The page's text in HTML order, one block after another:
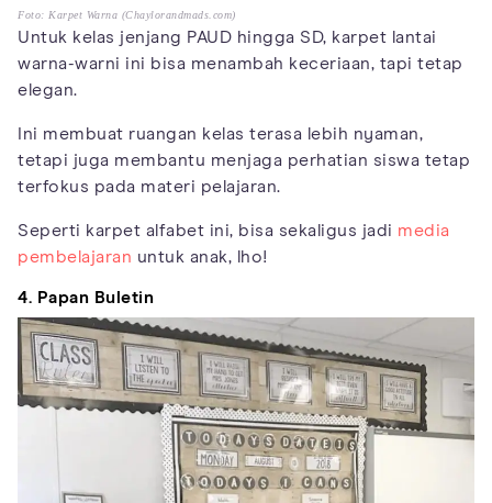
Foto: Karpet Warna (Chaylorandmads.com)
Untuk kelas jenjang PAUD hingga SD, karpet lantai
warna-warni ini bisa menambah keceriaan, tapi tetap
elegan.
Ini membuat ruangan kelas terasa lebih nyaman,
tetapi juga membantu menjaga perhatian siswa tetap
terfokus pada materi pelajaran.
Seperti karpet alfabet ini, bisa sekaligus jadi media
pembelajaran untuk anak, lho!
4. Papan Buletin